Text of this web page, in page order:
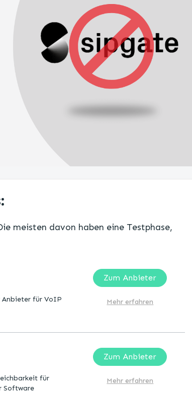
meisten davon haben eine Testphase,
Anbieter für VoIP
Zum Anbieter
Mehr erfahren
für
Software
Zum Anbieter
Mehr erfahren